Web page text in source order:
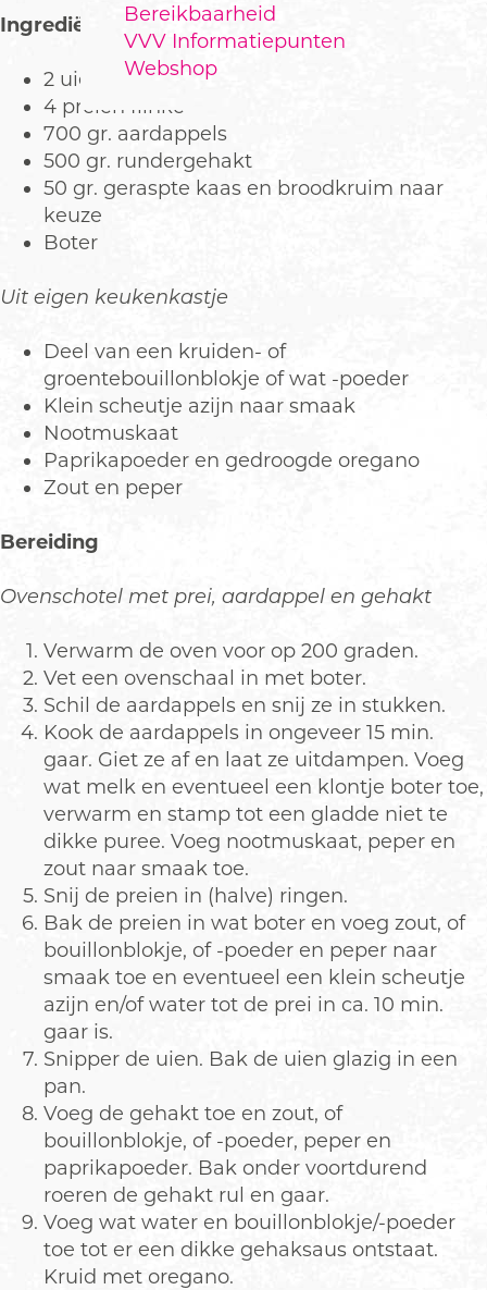
Bereikbaarheid
VVV Informatiepunten
Webshop
Ingrediënten voor 4 personen
2 uien
4 preien flinke
700 gr. aardappels
500 gr. rundergehakt
50 gr. geraspte kaas en broodkruim naar
keuze
Boter
Uit eigen keukenkastje
Deel van een kruiden- of
groentebouillonblokje of wat -poeder
Klein scheutje azijn naar smaak
Nootmuskaat
Paprikapoeder en gedroogde oregano
Zout en peper
Bereiding
Ovenschotel met prei, aardappel en gehakt
Verwarm de oven voor op 200 graden.
Vet een ovenschaal in met boter.
Schil de aardappels en snij ze in stukken.
Kook de aardappels in ongeveer 15 min.
gaar. Giet ze af en laat ze uitdampen. Voeg
wat melk en eventueel een klontje boter toe,
verwarm en stamp tot een gladde niet te
dikke puree. Voeg nootmuskaat, peper en
zout naar smaak toe.
Snij de preien in (halve) ringen.
Bak de preien in wat boter en voeg zout, of
bouillonblokje, of -poeder en peper naar
smaak toe en eventueel een klein scheutje
azijn en/of water tot de prei in ca. 10 min.
gaar is.
Snipper de uien. Bak de uien glazig in een
pan.
Voeg de gehakt toe en zout, of
bouillonblokje, of -poeder, peper en
paprikapoeder. Bak onder voortdurend
roeren de gehakt rul en gaar.
Voeg wat water en bouillonblokje/-poeder
toe tot er een dikke gehaksaus ontstaat.
Kruid met oregano.